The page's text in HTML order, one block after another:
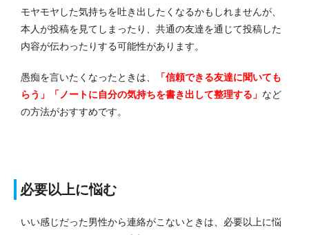
モヤモヤした気持ちを吐き出したくなるかもしれませんが、
本人が投稿を見てしまったり、共通の友達を通じて投稿した
内容が伝わったりする可能性があります。
愚痴を言いたくなったときは、
「信頼できる友達に聞いても
らう」「ノートに自分の気持ちを書き出して整理する」 など
の方法がおすすめです。
必要以上に悩む
いい感じだった男性から連絡がこないときは、必要以上に悩